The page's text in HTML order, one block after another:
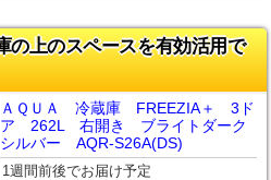
の上のスペースを有効活用で
ＡＱＵＡ 冷蔵庫 FREEZIA＋ 3ド
ア 262L 右開き ブライトダーク
シルバー AQR-S26A(DS)
1週間前後でお届け予定